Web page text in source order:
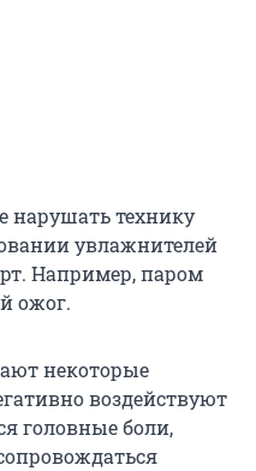
нарушать технику
увлажнителей
Например, паром
ожог.
некоторые
воздействуют
головные боли,